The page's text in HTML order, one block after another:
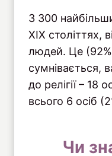
З 300
XIX століттях,
людей. Це
сумнівається,
до релігії – 18
всього 6 осіб
Чи